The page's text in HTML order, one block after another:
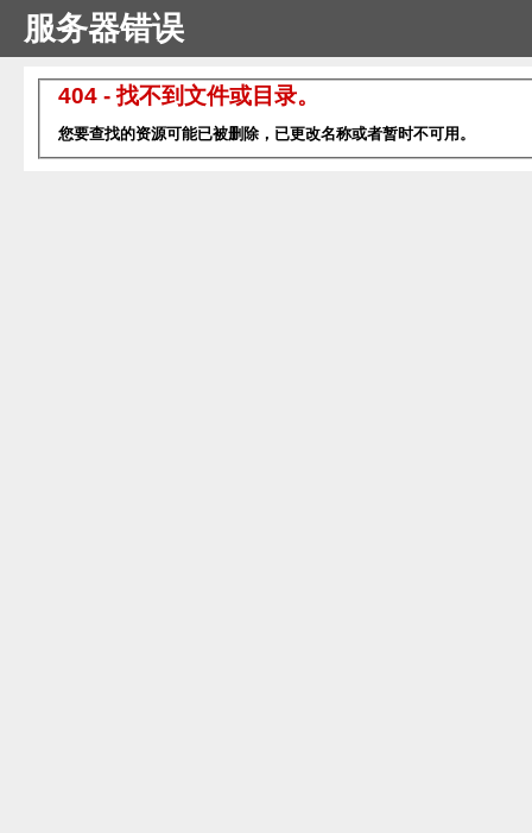
服务器错误
404 - 找不到文件或目录。
您要查找的资源可能已被删除，已更改名称或者暂时不可用。